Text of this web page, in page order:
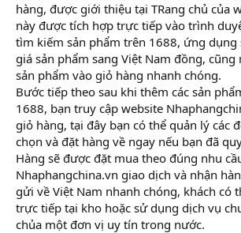
hàng, được giới thiệu tại TRang chủ của
này được tích hợp trực tiếp vào trình
tìm kiếm sản phẩm trên 1688, ứng dụng
giá sản phẩm sang Việt Nam đồng,
sản phẩm vào giỏ hàng nhanh chóng.
Bước tiếp theo sau khi thêm các sản
1688, bạn truy cập website
giỏ hàng, tại đây bạn có thể quản lý các
chọn và đặt hàng về ngay nếu bạn đã
Hàng sẽ được đặt mua theo đúng nhu
Nhaphangchina.vn giao dịch và nhận
gửi về Việt Nam nhanh chóng, khách có
trực tiếp tại kho hoặc sử dụng dịch vụ
chủa một đơn vị uy tín trong nước.